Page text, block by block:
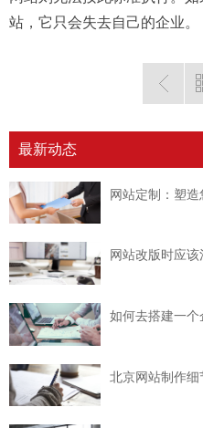
站，它只会失去自己的企业。
最新动态
网站定制：塑
网站改版时应
如何去搭建一个
北京网站制作细